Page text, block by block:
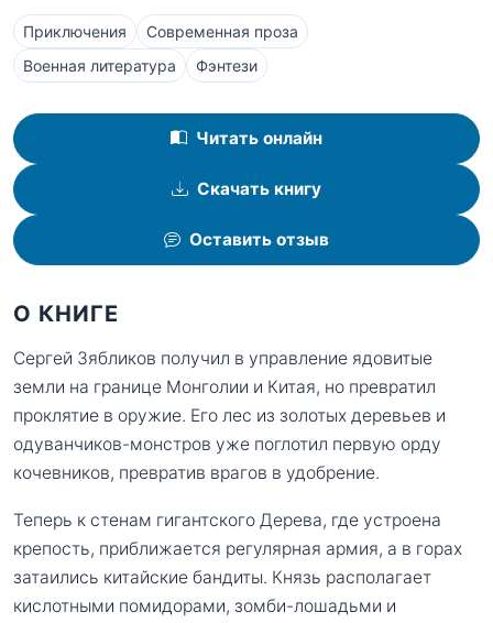
Приключения
Современная проза
Военная литература
Фэнтези
Читать онлайн
Скачать книгу
Оставить отзыв
О КНИГЕ
Сергей Зябликов получил в управление ядовитые
земли на границе Монголии и Китая, но превратил
проклятие в оружие. Его лес из золотых деревьев и
одуванчиков-монстров уже поглотил первую орду
кочевников, превратив врагов в удобрение.
Теперь к стенам гигантского Дерева, где устроена
крепость, приближается регулярная армия, а в горах
затаились китайские бандиты. Князь располагает
кислотными помидорами, зомби-лошадьми и